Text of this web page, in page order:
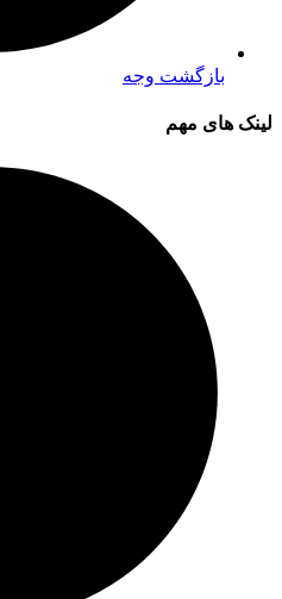
بازگشت وجه
لینک های مهم